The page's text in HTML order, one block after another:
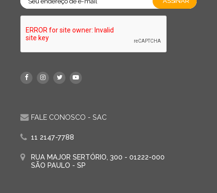
FALE CONOSCO - SAC
11 2147-7788
RUA MAJOR SERTÓRIO, 300 - 01222-000
SÃO PAULO - SP